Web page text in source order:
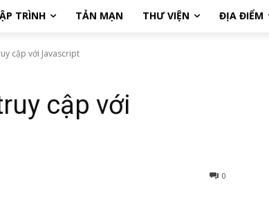
TRÌNH TẢN MẠN THƯ VIỆN ĐỊA ĐIỂM
cập với Javascript
cập với
0